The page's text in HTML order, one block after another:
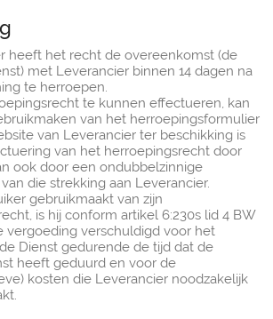
heeft het recht de overeenkomst (de
met Leverancier binnen 14 dagen na
te herroepen.
te kunnen effectueren, kan
van het herroepingsformulier
van Leverancier ter beschikking is
van het herroepingsrecht door
ook door een ondubbelzinnige
die strekking aan Leverancier.
gebruikmaakt van zijn
is hij conform artikel 6:230s lid 4 BW
vergoeding verschuldigd voor het
Dienst gedurende de tijd dat de
heeft geduurd en voor de
kosten die Leverancier noodzakelijk